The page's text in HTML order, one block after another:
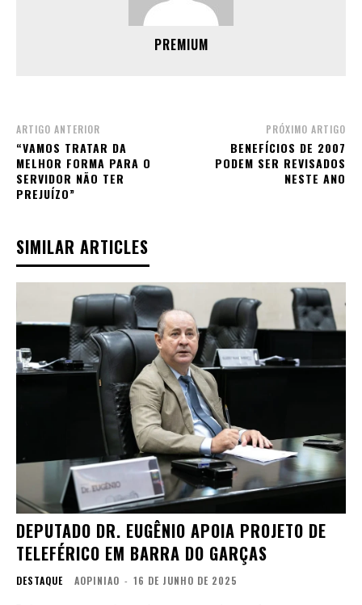
PREMIUM
ARTIGO ANTERIOR
“VAMOS TRATAR DA
MELHOR FORMA PARA O
SERVIDOR NÃO TER
PREJUÍZO”
PRÓXIMO ARTIGO
BENEFÍCIOS DE 2007
PODEM SER REVISADOS
NESTE ANO
SIMILAR ARTICLES
DEPUTADO DR. EUGÊNIO APOIA PROJETO DE
TELEFÉRICO EM BARRA DO GARÇAS
DESTAQUE AOPINIAO - 16 DE JUNHO DE 2025